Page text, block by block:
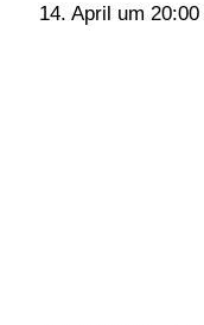
14. April um 20:00